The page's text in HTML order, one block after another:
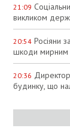
21:09
викликом
20:54 Росіяни
шкоди мирним
20:36
будинку, що